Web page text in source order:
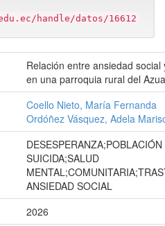
handle/datos/16612
Relación entre ansiedad social
en una parroquia rural del
Coello Nieto, María Fernanda
Ordóñez Vásquez, Adela
SUICIDA;SALUD
ANSIEDAD SOCIAL
2026